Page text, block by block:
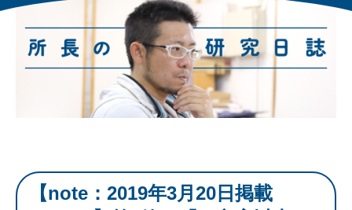
所長のあいさつ
催し事
連絡する
【note：2019年3月20日掲載